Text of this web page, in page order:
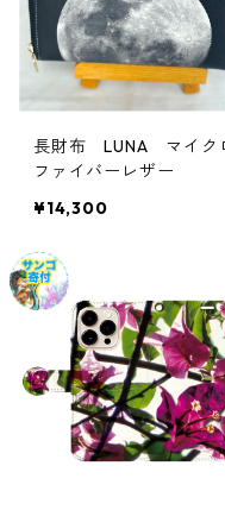
長財布 LUNA マイク
ファイバーレザー
¥14,300